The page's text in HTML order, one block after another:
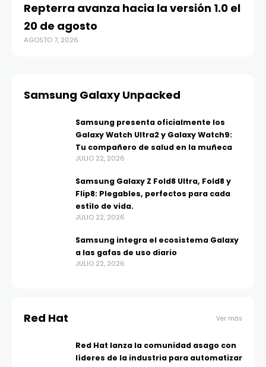
Repterra avanza hacia la versión 1.0 el
20 de agosto
AGOSTO 7, 2026
Samsung Galaxy Unpacked
Samsung presenta oficialmente los
Galaxy Watch Ultra2 y Galaxy Watch9:
Tu compañero de salud en la muñeca
JULIO 22, 2026
Samsung Galaxy Z Fold8 Ultra, Fold8 y
Flip8: Plegables, perfectos para cada
estilo de vida.
JULIO 22, 2026
Samsung integra el ecosistema Galaxy
a las gafas de uso diario
JULIO 22, 2026
Red Hat Ver más
Red Hat lanza la comunidad asago con
líderes de la industria para automatizar